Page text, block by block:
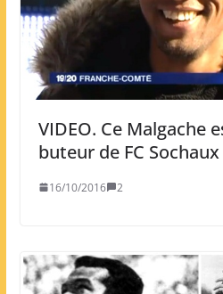
VIDEO. Ce Malgache
buteur de FC Sochaux
16/10/2016 2